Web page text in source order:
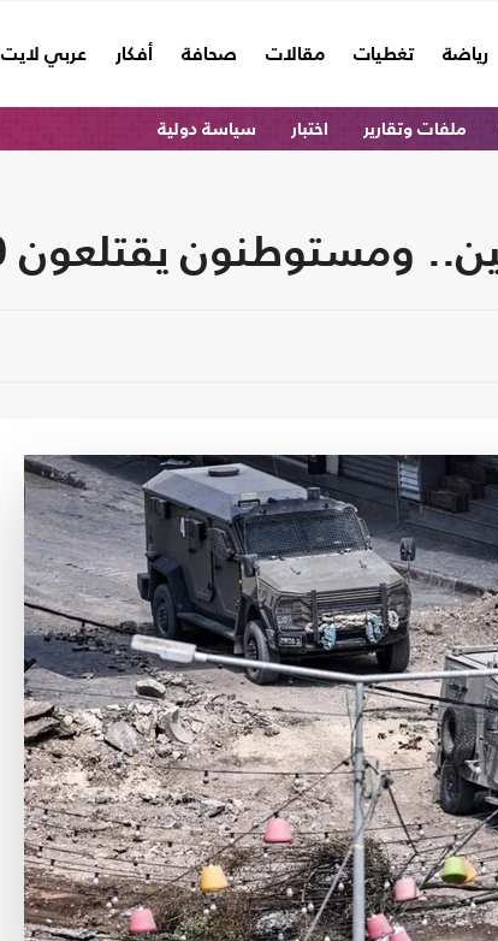
رياضة تغطيات مقالات صحافة أفكار عربي لايت
ملفات وتقارير اختبار سياسة دولية
يقتلعون 70 شجرة وسط الضفة